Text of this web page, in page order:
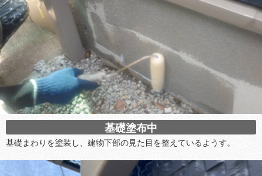
基礎塗布中
基礎まわりを塗装し、建物下部の見た目を整えているようす。